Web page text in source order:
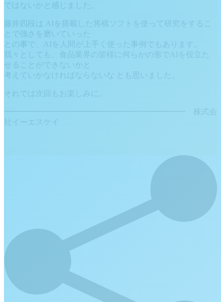
ではないかと感じました。
藤井四段は AIを搭載した将棋ソフトを使って研究をするこ
とで強さを磨いていった
との事で、AIを人間が上手く使った事例でもあります。
我々としても、食品業界の皆様に何らかの形でAIを役立た
せることができないかと
考えていかなければならないな とも思いました。
それでは次回もお楽しみに。
━━━━━━━━━━━━━━━━━━━━━━━ 株式会
社イーエスケイ